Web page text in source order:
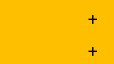
+
+